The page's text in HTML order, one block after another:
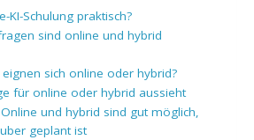
KI-Schulung praktisch?
sind online und hybrid
sich online oder hybrid?
für online oder hybrid aussieht
und hybrid sind gut möglich,
geplant ist